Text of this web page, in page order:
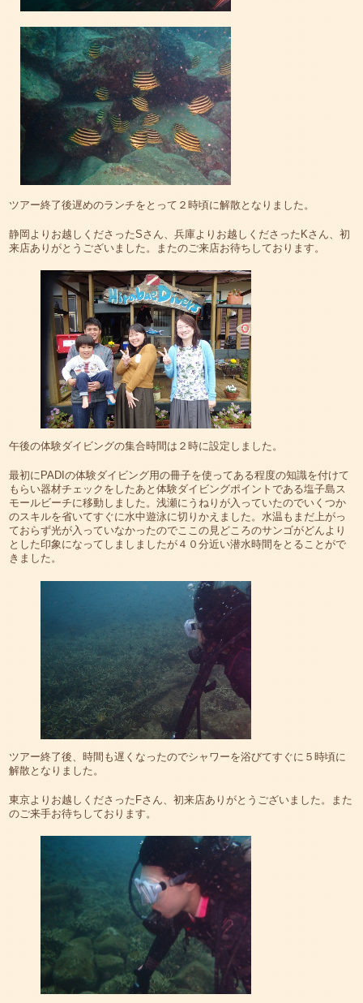
ツアー終了後遅めのランチをとって２時頃に解散となりました。
静岡よりお越しくださったSさん、兵庫よりお越しくださったKさん、初
来店ありがとうございました。またのご来店お待ちしております。
午後の体験ダイビングの集合時間は２時に設定しました。
最初にPADIの体験ダイビング用の冊子を使ってある程度の知識を付けて
もらい器材チェックをしたあと体験ダイビングポイントである塩子島ス
モールビーチに移動しました。浅瀬にうねりが入っていたのでいくつか
のスキルを省いてすぐに水中遊泳に切りかえました。水温もまだ上がっ
ておらず光が入っていなかったのでここの見どころのサンゴがどんより
とした印象になってしましましたが４０分近い潜水時間をとることがで
きました。
ツアー終了後、時間も遅くなったのでシャワーを浴びてすぐに５時頃に
解散となりました。
東京よりお越しくださったFさん、初来店ありがとうございました。また
のご来手お待ちしております。